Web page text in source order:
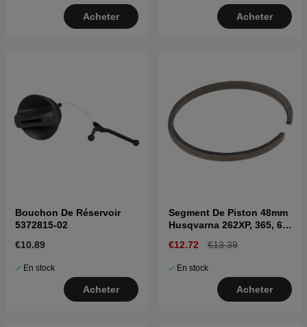
Acheter Acheter
Bouchon De Réservoir
5372815-02
€10.89
En stock
Acheter
Segment De Piston 48mm
Husqvarna 262XP, 365, 61,
€12.72 €13.39
En stock
Acheter